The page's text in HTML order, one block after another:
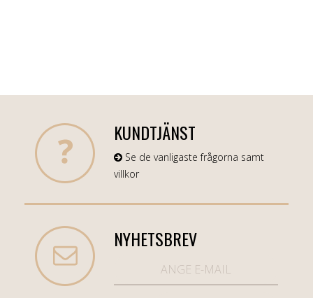
KUNDTJÄNST
Se de vanligaste frågorna samt
villkor
NYHETSBREV